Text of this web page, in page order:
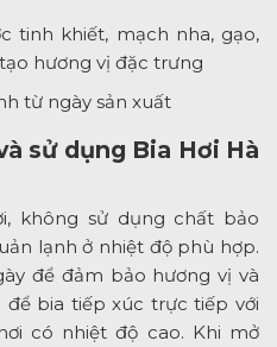
tinh khiết, mạch nha, gạo,
hương vị đặc trưng
từ ngày sản xuất
sử dụng Bia Hơi Hà
không sử dụng chất bảo
lạnh ở nhiệt độ phù hợp.
để đảm bảo hương vị và
bia tiếp xúc trực tiếp với
có nhiệt độ cao. Khi mở